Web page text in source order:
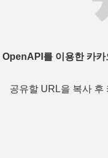
OpenAPI를 이용한 카
공유할 URL을 복사 후